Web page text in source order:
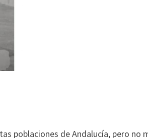
poblaciones de Andalucía, pero no